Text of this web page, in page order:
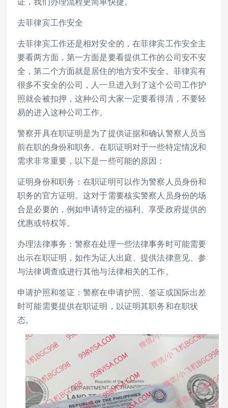
去菲律宾工作安全
去菲律宾工作还是相对安全的，在菲律宾工作安全主
要看两方面，第一方面是要看提供工作的公司安不安
全，第二个方面就是居住的地方安不安全。菲律宾有
很多不安全的公司，人一旦进入到了这个公司工作护
照就会被扣押，这种公司大家一定要看得清，不要轻
易的进入这种公司工作。
警察开具在职证明是为了提供证据和确认警察人员当
前在职的身份和职务。在职证明对于一些特定情况和
需求非常重要，以下是一些可能的原因：
证明身份和职务：在职证明可以作为警察人员身份和
职务的官方证明。这对于需要核实警察人员身份的场
合是必要的，例如申请特定的福利、享受政府提供的
优惠或特权等。
办理法律事务：警察在处理一些法律事务时可能需要
出示在职证明，如作为证人出庭、提供法律意见、参
与法律调查或进行其他与法律相关的工作。
申请护照和签证：警察在申请护照、签证或国际出差
时可能需要提供在职证明，以证明其职务和在职状
态。